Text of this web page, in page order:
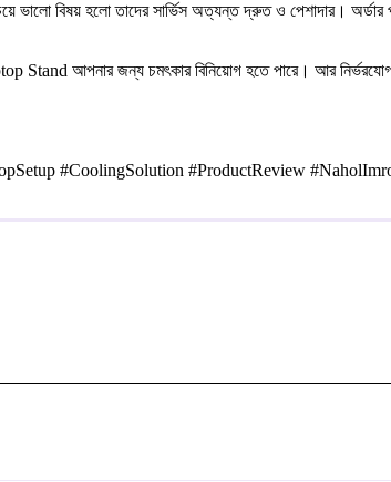
বিষয় হলো তাদের সার্ভিস অত্যন্ত দ্রুত ও পেশাদার। অর্ডার
Stand আপনার জন্য চমৎকার বিনিয়োগ হতে পারে। আর
#CoolingSolution #ProductReview